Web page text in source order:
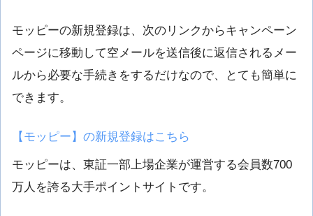
モッピーの新規登録は、次のリンクからキャンペーン
ページに移動して空メールを送信後に返信されるメー
ルから必要な手続きをするだけなので、とても簡単に
できます。
【モッピー】の新規登録はこちら
モッピーは、東証一部上場企業が運営する会員数700
万人を誇る大手ポイントサイトです。